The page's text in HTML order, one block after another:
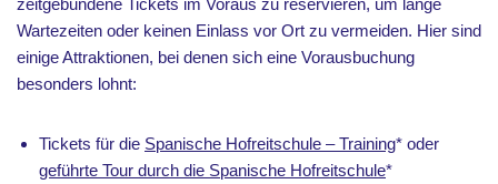
zeitgebundene Tickets im Voraus zu reservieren, um lange
Wartezeiten oder keinen Einlass vor Ort zu vermeiden. Hier sind
einige Attraktionen, bei denen sich eine Vorausbuchung
besonders lohnt:
Tickets für die Spanische Hofreitschule – Training* oder
geführte Tour durch die Spanische Hofreitschule*